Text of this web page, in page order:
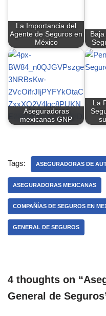
La Importancia del
Agente de Seguros en
México
Aseguradoras
mexicanas GNP
La
Tags: ASEGURADORAS DE
ASEGURADORAS MEXICANAS
COMPAÑÍAS DE SEGUROS EN
GENERAL DE SEGUROS
4 thoughts on
General de